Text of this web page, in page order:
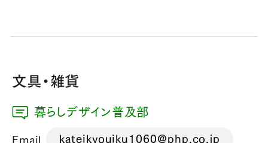
文具・雑貨
暮らしデザイン普及部
Email kateikyouiku1060@php.co.jp